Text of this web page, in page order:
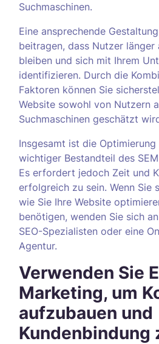
Suchmaschinen.
Eine ansprechende
beitragen, dass Nutzer länger
bleiben und sich mit Ihrem
identifizieren. Durch die
Faktoren können Sie
Website sowohl von Nutzern
Suchmaschinen geschätzt
Insgesamt ist die Optimierung
wichtiger Bestandteil des
Es erfordert jedoch Zeit und
erfolgreich zu sein. Wenn Sie
wie Sie Ihre Website
benötigen, wenden Sie sich
SEO-Spezialisten oder eine
Agentur.
Verwenden Sie
Marketing, um
aufzubauen und
Kundenbindung